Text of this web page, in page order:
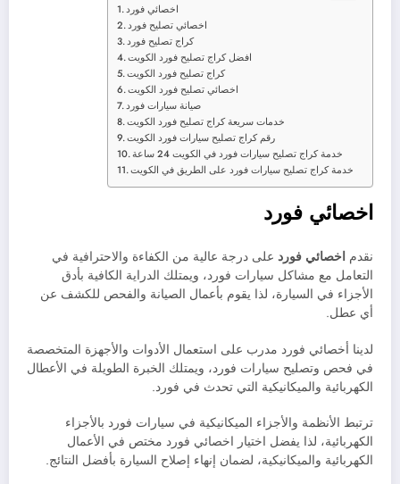
اخصائي فورد
اخصائي تصليح فورد
كراج تصليح فورد
افضل كراج تصليح فورد الكويت
كراج تصليح فورد الكويت
اخصائي تصليح فورد الكويت
صيانة سيارات فورد
خدمات سريعة كراج تصليح فورد الكويت
رقم كراج تصليح سيارات فورد الكويت
خدمة كراج تصليح سيارات فورد في الكويت 24 ساعة
خدمة كراج تصليح سيارات فورد على الطريق في الكويت
اخصائي فورد
نقدم اخصائي فورد على درجة عالية من الكفاءة والاحترافية في
التعامل مع مشاكل سيارات فورد، ويمتلك الدراية الكافية بأدق
الأجزاء في السيارة، لذا يقوم بأعمال الصيانة والفحص للكشف عن
أي عطل.
لدينا أخصائي فورد مدرب على استعمال الأدوات والأجهزة المتخصصة
في فحص وتصليح سيارات فورد، ويمتلك الخبرة الطويلة في الأعطال
الكهربائية والميكانيكية التي تحدث في فورد.
ترتبط الأنظمة والأجزاء الميكانيكية في سيارات فورد بالأجزاء
الكهربائية، لذا يفضل اختيار اخصائي فورد مختص في الأعمال
الكهربائية والميكانيكية، لضمان إنهاء إصلاح السيارة بأفضل النتائج.